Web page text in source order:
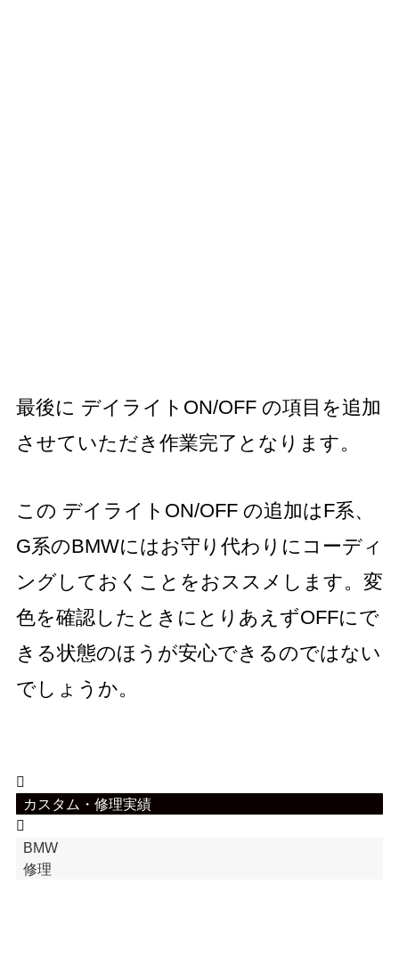
最後に デイライトON/OFF の項目を追加
させていただき作業完了となります。
この デイライトON/OFF の追加はF系、
G系のBMWにはお守り代わりにコーディ
ングしておくことをおススメします。変
色を確認したときにとりあえずOFFにで
きる状態のほうが安心できるのではない
でしょうか。
カスタム・修理実績
BMW
修理